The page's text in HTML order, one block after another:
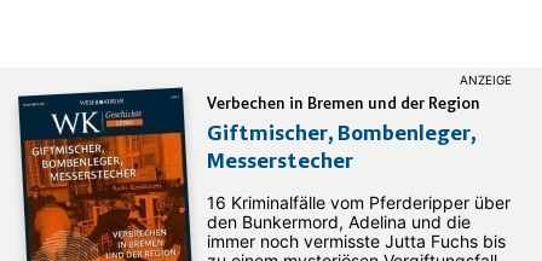
Verbechen in Bremen und der Region
Giftmischer, Bombenleger,
Messerstecher
16 Kriminalfälle vom Pferderipper über
den Bunkermord, Adelina und die
immer noch vermisste Jutta Fuchs bis